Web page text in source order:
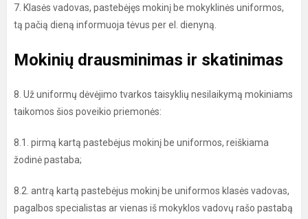
7. Klasės vadovas, pastebėjęs mokinį be mokyklinės uniformos,
tą pačią dieną informuoja tėvus per el. dienyną.
Mokinių drausminimas ir skatinimas
8. Už uniformų dėvėjimo tvarkos taisyklių nesilaikymą mokiniams
taikomos šios poveikio priemonės:
8.1. pirmą kartą pastebėjus mokinį be uniformos, reiškiama
žodinė pastaba;
8.2. antrą kartą pastebėjus mokinį be uniformos klasės vadovas,
pagalbos specialistas ar vienas iš mokyklos vadovų rašo pastabą